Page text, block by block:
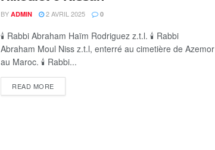
BY ADMIN 2 AVRIL 2025 0
🕯 Rabbi Abraham Haïm Rodriguez z.t.l. 🕯 Rabbi
Abraham Moul Niss z.t.l, enterré au cimetière de Azemor
au Maroc. 🕯 Rabbi...
READ MOREDETAILS